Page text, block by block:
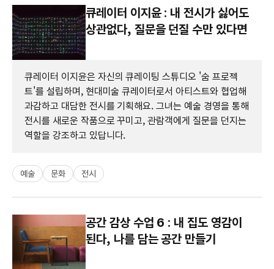
큐레이터 이지윤 : 내 전시가 싫어도
상관없다, 질문을 던질 수만 있다면
큐레이터 이지윤은 자신의 큐레이팅 스튜디오 '숨 프로젝
트'를 설립하며, 현대미술 큐레이터로서 아티스트와 협업해
과감하고 대담한 전시를 기획해요. 그녀는 예술 경영을 통해
전시를 새로운 작품으로 꾸미고, 관람객에게 질문을 던지는
역할을 강조하고 있답니다.
예술 문화 전시
공간 감상 수업 6 : 내 집도 영감이
된다, 나를 담는 공간 만들기